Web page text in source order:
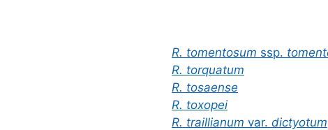
R. tomentosum ssp.
R. torquatum
R. tosaense
R. toxopei
R. traillianum var. dictyotum